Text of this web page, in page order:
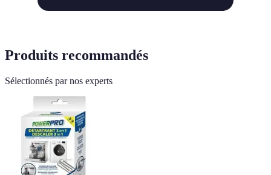
Produits recommandés
Sélectionnés par nos experts